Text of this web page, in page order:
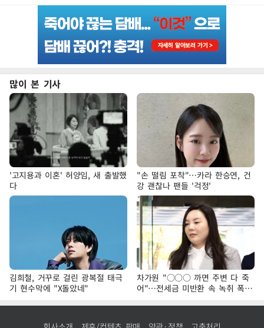
많이 본 기사
'고지용과 이혼' 허양임, 새 출발했
다
"손 떨림 포착"…카라 한승연, 건
강 괜찮나 팬들 '걱정'
김희철, 거꾸로 걸린 광복절 태극
기 현수막에 "X돌았네"
차가원 "○○○ 까면 주변 다 죽
어"…전세금 미반환 속 녹취 폭로
파장